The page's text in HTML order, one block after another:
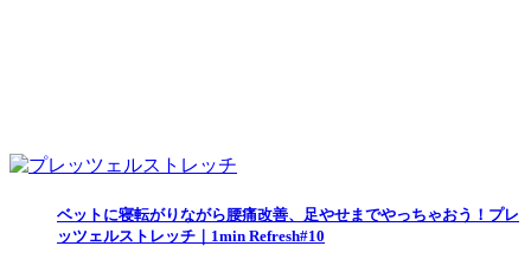
ベットに寝転がりながら腰痛改善、足やせまでやっちゃおう！プレ
ッツェルストレッチ｜1min Refresh#10